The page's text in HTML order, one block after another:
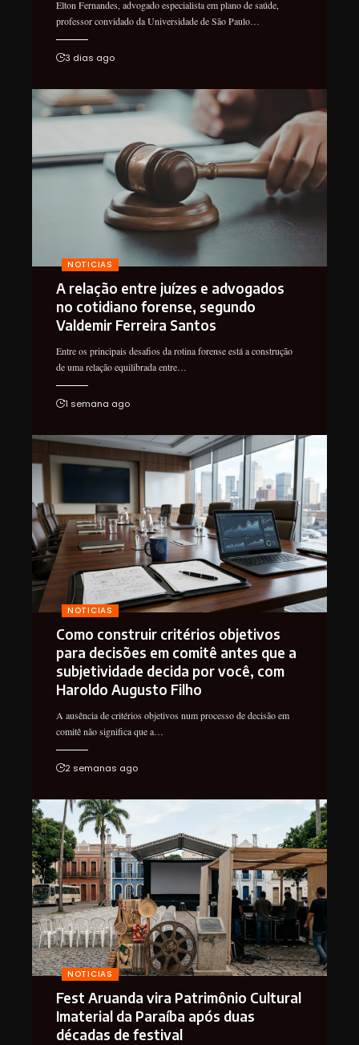
Elton Fernandes, advogado especialista em plano de saúde,
professor convidado da Universidade de São Paulo…
3 dias ago
NOTICIAS
A relação entre juízes e advogados
no cotidiano forense, segundo
Valdemir Ferreira Santos
Entre os principais desafios da rotina forense está a construção
de uma relação equilibrada entre…
1 semana ago
NOTICIAS
Como construir critérios objetivos
para decisões em comitê antes que a
subjetividade decida por você, com
Haroldo Augusto Filho
A ausência de critérios objetivos num processo de decisão em
comitê não significa que a…
2 semanas ago
NOTICIAS
Fest Aruanda vira Patrimônio Cultural
Imaterial da Paraíba após duas
décadas de festival